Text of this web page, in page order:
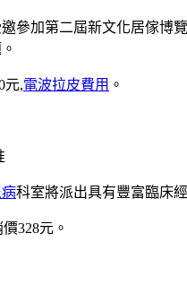
加第二屆新文化居傢博
元,電波拉皮費用 。
科室將派出具有豐富臨床
328元。